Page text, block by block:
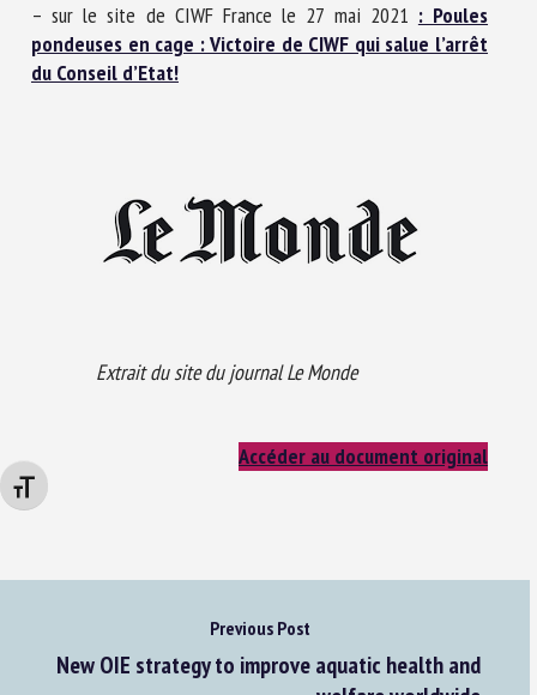
Changer la taille de la police
– sur le site de CIWF France le 27 mai 2021 : Poules
pondeuses en cage : Victoire de CIWF qui salue l’arrêt
du Conseil d’Etat!
Extrait du site du journal Le Monde
Accéder au document original
Previous Post
New OIE strategy to improve aquatic health and